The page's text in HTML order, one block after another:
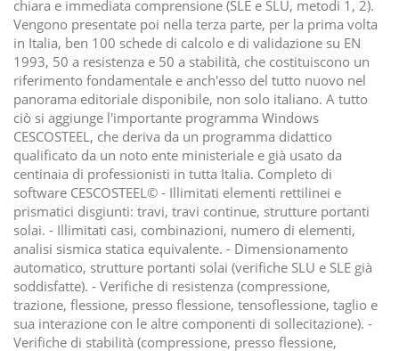
chiara e immediata comprensione (SLE e SLU, metodi 1, 2).
Vengono presentate poi nella terza parte, per la prima volta
in Italia, ben 100 schede di calcolo e di validazione su EN
1993, 50 a resistenza e 50 a stabilità, che costituiscono un
riferimento fondamentale e anch'esso del tutto nuovo nel
panorama editoriale disponibile, non solo italiano. A tutto
ciò si aggiunge l'importante programma Windows
CESCOSTEEL, che deriva da un programma didattico
qualificato da un noto ente ministeriale e già usato da
centinaia di professionisti in tutta Italia. Completo di
software CESCOSTEEL© - Illimitati elementi rettilinei e
prismatici disgiunti: travi, travi continue, strutture portanti
solai. - Illimitati casi, combinazioni, numero di elementi,
analisi sismica statica equivalente. - Dimensionamento
automatico, strutture portanti solai (verifiche SLU e SLE già
soddisfatte). - Verifiche di resistenza (compressione,
trazione, flessione, presso flessione, tensoflessione, taglio e
sua interazione con le altre componenti di sollecitazione). -
Verifiche di stabilità (compressione, presso flessione,